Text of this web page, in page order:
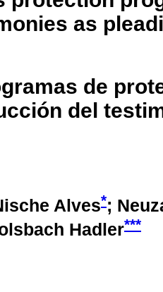
as
de
del
Alves*;
Hadler***